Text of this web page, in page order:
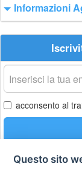
Informazioni
La
tua
email
acconsento al
Questo sito